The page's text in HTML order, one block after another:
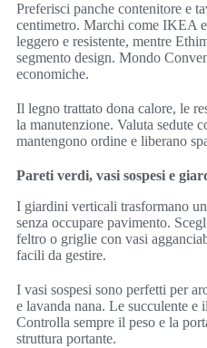
Preferisci panche contenitore e
centimetro. Marchi come IKEA
leggero e resistente, mentre
segmento design. Mondo
economiche.
Il legno trattato dona calore, le
la manutenzione. Valuta sedute
mantengono ordine e liberano
Pareti verdi, vasi sospesi e
I giardini verticali trasformano
senza occupare pavimento.
feltro o griglie con vasi
facili da gestire.
I vasi sospesi sono perfetti per
e lavanda nana. Le succulente e
Controlla sempre il peso e la
struttura portante.